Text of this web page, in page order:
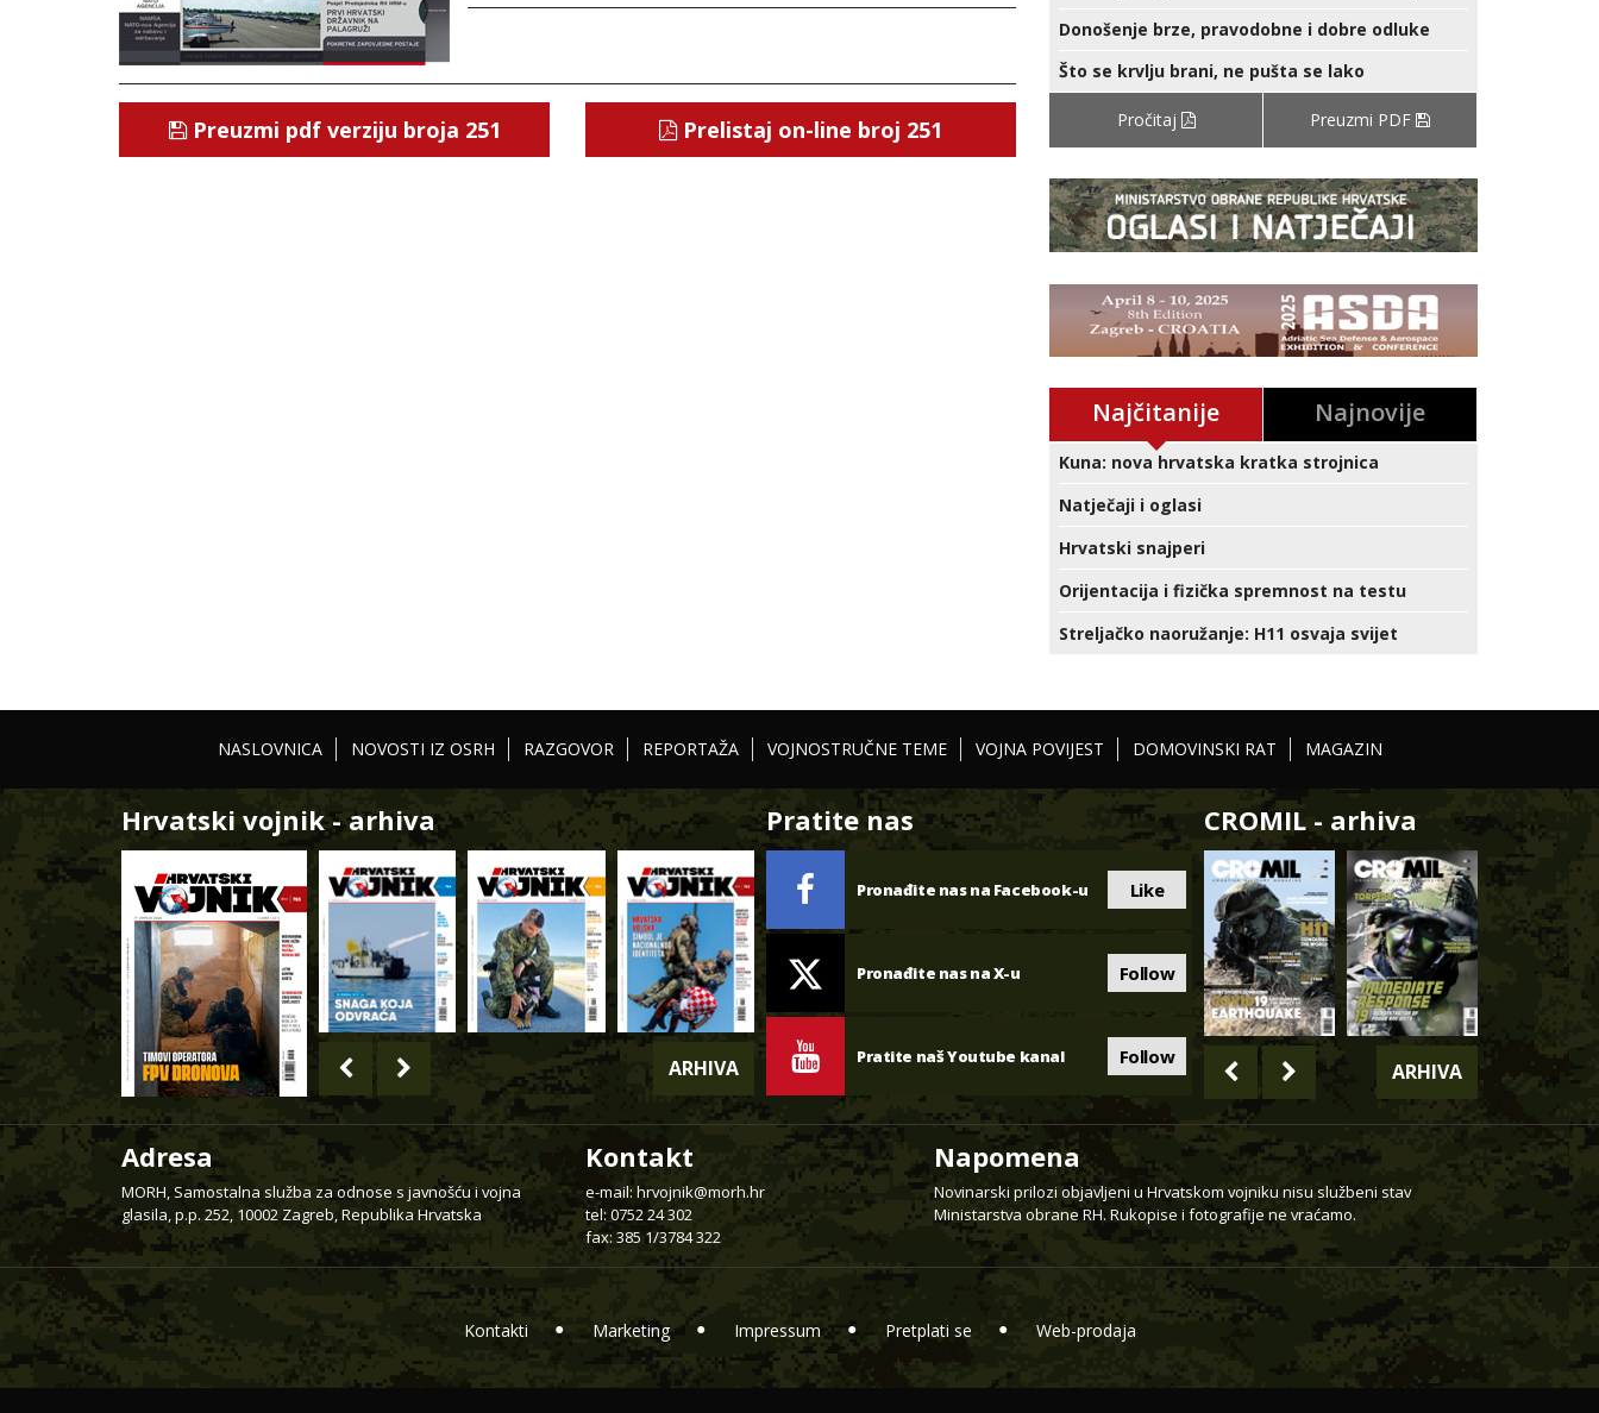
Preuzmi pdf verziju broja 251 Prelistaj on-line broj 251
Donošenje brze, pravodobne i dobre odluke
Što se krvlju brani, ne pušta se lako
Pročitaj Preuzmi PDF
Najčitanije Najnovije
Kuna: nova hrvatska kratka strojnica
Natječaji i oglasi
Hrvatski snajperi
Orijentacija i fizička spremnost na testu
Streljačko naoružanje: H11 osvaja svijet
NASLOVNICA NOVOSTI IZ OSRH RAZGOVOR REPORTAŽA VOJNOSTRUČNE TEME VOJNA POVIJEST DOMOVINSKI RAT MAGAZIN
Hrvatski vojnik - arhiva
ARHIVA
Pratite nas
Pronađite nas na Facebook-u Like
Pronađite nas na X-u Follow
Pratite naš Youtube kanal Follow
CROMIL - arhiva
ARHIVA
Adresa
MORH, Samostalna služba za odnose s javnošću i vojna
glasila, p.p. 252, 10002 Zagreb, Republika Hrvatska
Kontakt
e-mail: hrvojnik@morh.hr
tel: 0752 24 302
fax: 385 1/3784 322
Napomena
Novinarski prilozi objavljeni u Hrvatskom vojniku nisu službeni stav
Ministarstva obrane RH. Rukopise i fotografije ne vraćamo.
Kontakti Marketing Impressum Pretplati se Web-prodaja